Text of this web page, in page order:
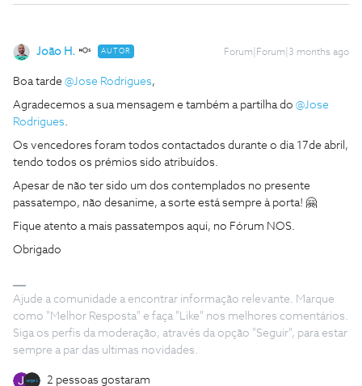
João H. AUTOR Forum|Forum|3 months ago
Boa tarde ​ @Jose Rodrigues,
Agradecemos a sua mensagem e também a partilha do ​ @Jose
Rodrigues.
Os vencedores foram todos contactados durante o dia 17de abril,
tendo todos os prémios sido atribuídos.
Apesar de não ter sido um dos contemplados no presente
passatempo, não desanime, a sorte está sempre à porta! 🤗
Fique atento a mais passatempos aqui, no Fórum NOS.
Obrigado
Ajude a comunidade a encontrar informação relevante. Marque
como "Melhor Resposta" e faça "Like" nos melhores comentários.
Siga os perfis da moderação, através da opção "Seguir", para estar
sempre a par das ultimas novidades.
2 pessoas gostaram